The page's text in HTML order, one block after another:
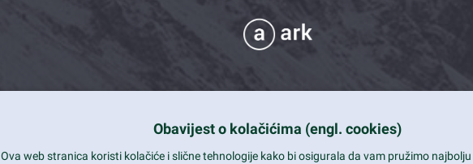
Obavijest o kolačićima (engl. cookies)
Ova web stranica koristi kolačiće i slične tehnologije kako bi osigurala da vam pružimo